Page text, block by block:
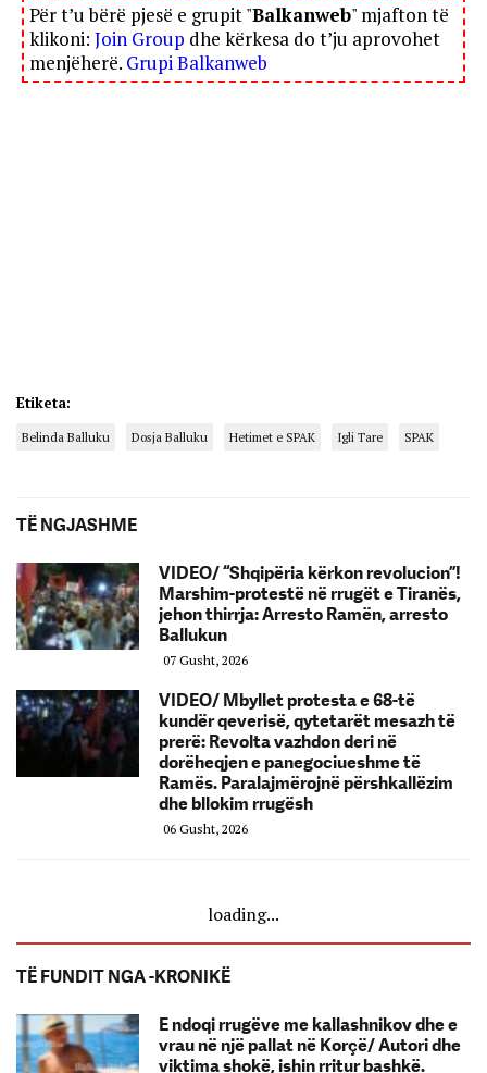
Për t’u bërë pjesë e grupit "Balkanweb" mjafton të
klikoni: Join Group dhe kërkesa do t’ju aprovohet
menjëherë. Grupi Balkanweb
Etiketa:
Belinda Balluku Dosja Balluku Hetimet e SPAK Igli Tare SPAK
TË NGJASHME
VIDEO/ “Shqipëria kërkon revolucion”!
Marshim-protestë në rrugët e Tiranës,
jehon thirrja: Arresto Ramën, arresto
Ballukun
07 Gusht, 2026
VIDEO/ Mbyllet protesta e 68-të
kundër qeverisë, qytetarët mesazh të
prerë: Revolta vazhdon deri në
dorëheqjen e panegociueshme të
Ramës. Paralajmërojnë përshkallëzim
dhe bllokim rrugësh
06 Gusht, 2026
loading...
TË FUNDIT NGA -KRONIKË
E ndoqi rrugëve me kallashnikov dhe e
vrau në një pallat në Korçë/ Autori dhe
viktima shokë, ishin rritur bashkë.